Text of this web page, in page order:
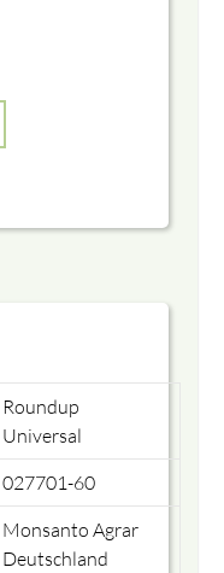
Roundup
Universal
027701-60
Monsanto Agrar
Deutschland